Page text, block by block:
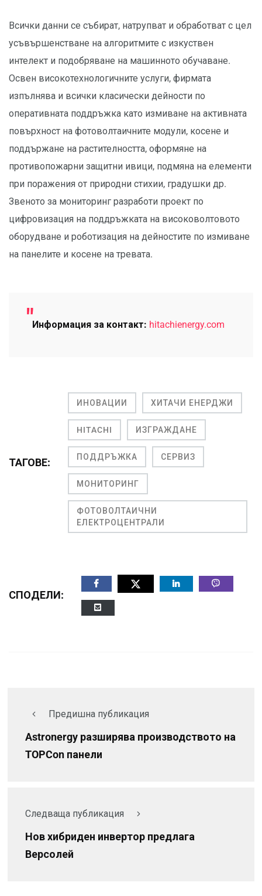
Всички данни се събират, натрупват и обработват с цел
усъвършенстване на алгоритмите с изкуствен
интелект и подобряване на машинното обучаване.
Освен високотехнологичните услуги, фирмата
изпълнява и всички класически дейности по
оперативната поддръжка като измиване на активната
повърхност на фотоволтаичните модули, косене и
поддържане на растителността, оформяне на
противопожарни защитни ивици, подмяна на елементи
при поражения от природни стихии, градушки др.
Звеното за мониторинг разработи проект по
цифровизация на поддръжката на високоволтовото
оборудване и роботизация на дейностите по измиване
на панелите и косене на тревата.
Информация за контакт: hitachienergy.com
ТАГОВЕ:
ИНОВАЦИИ ХИТАЧИ ЕНЕРДЖИ
HITACHI ИЗГРАЖДАНЕ
ПОДДРЪЖКА СЕРВИЗ
МОНИТОРИНГ
ФОТОВОЛТАИЧНИ
ЕЛЕКТРОЦЕНТРАЛИ
СПОДЕЛИ:
Предишна публикация
Astronergy разширява производството на
TOPCon панели
Следваща публикация
Нов хибриден инвертор предлага
Версолей